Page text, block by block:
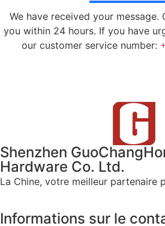
We have received your
you within 24 hours. If you have
our customer service number:
Shenzhen
Hardware Co. Ltd.
La Chine, votre meilleur partenaire
Informations sur le